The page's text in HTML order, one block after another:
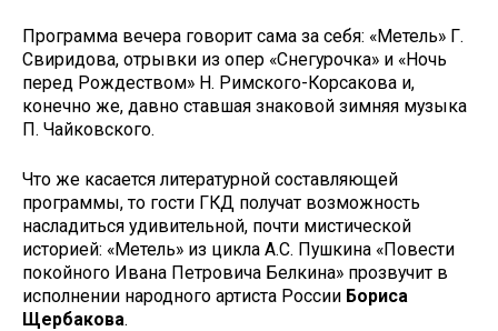
Программа вечера говорит сама за себя: «Метель» Г.
Свиридова, отрывки из опер «Снегурочка» и «Ночь
перед Рождеством» Н. Римского-Корсакова и,
конечно же, давно ставшая знаковой зимняя музыка
П. Чайковского.
Что же касается литературной составляющей
программы, то гости ГКД получат возможность
насладиться удивительной, почти мистической
историей: «Метель» из цикла А.С. Пушкина «Повести
покойного Ивана Петровича Белкина» прозвучит в
исполнении народного артиста России Бориса
Щербакова.